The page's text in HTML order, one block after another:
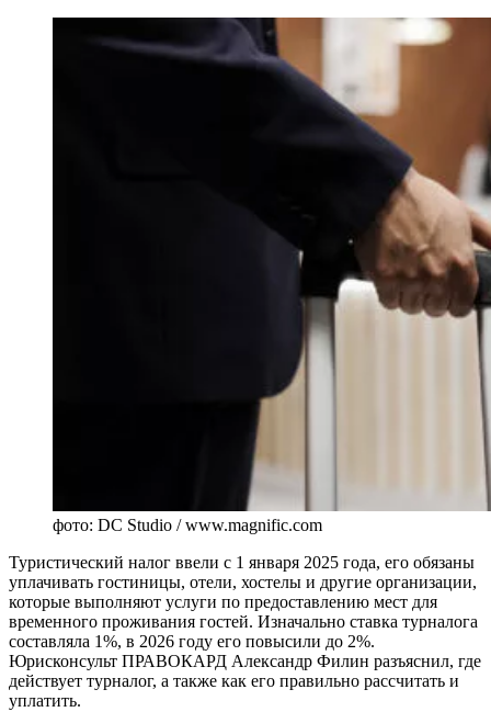
фото: DC Studio / www.magnific.com
Туристический налог ввели с 1 января 2025 года, его обязаны
уплачивать гостиницы, отели, хостелы и другие организации,
которые выполняют услуги по предоставлению мест для
временного проживания гостей. Изначально ставка турналога
составляла 1%, в 2026 году его повысили до 2%.
Юрисконсульт ПРАВОКАРД Александр Филин разъяснил, где
действует турналог, а также как его правильно рассчитать и
уплатить.